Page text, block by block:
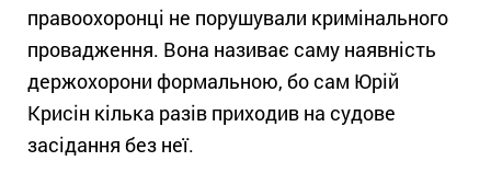
правоохоронці не порушували кримінального
провадження. Вона називає саму наявність
держохорони формальною, бо сам Юрій
Крисін кілька разів приходив на судове
засідання без неї.